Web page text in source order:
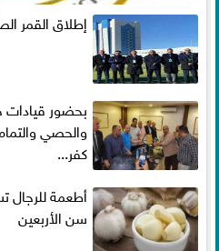
إطلاق القمر
بحضور
والحصي
كفر...
أطعمة للرجال
سن الأربعين